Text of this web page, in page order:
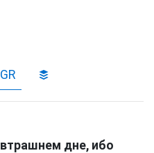
GR
дне, ибо